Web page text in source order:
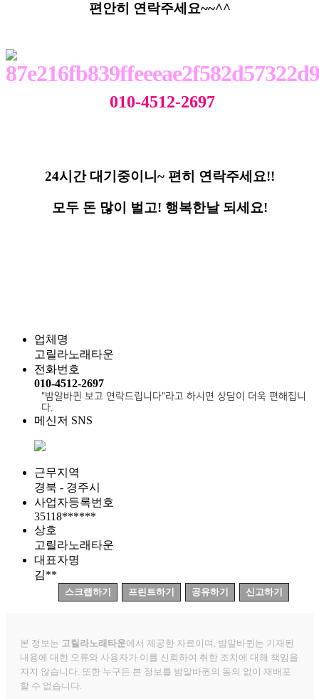
편안히 연락주세요~~^^
010-4512-2697
24시간 대기중이니~ 편히 연락주세요!!
모두 돈 많이 벌고! 행복한날 되세요!
업체명
고릴라노래타운
전화번호
010-4512-2697
"밤알바퀸 보고 연락드립니다"라고 하시면 상담이 더욱 편해집니
다.
메신저 SNS
근무지역
경북 - 경주시
사업자등록번호
35118******
상호
고릴라노래타운
대표자명
김**
스크랩하기 프린트하기 공유하기 신고하기
본 정보는 고릴라노래타운에서 제공한 자료이며, 밤알바퀸는 기재된
내용에 대한 오류와 사용자가 이를 신뢰하여 취한 조치에 대해 책임을
지지 않습니다. 또한 누구든 본 정보를 밤알바퀸의 동의 없이 재배포
할 수 없습니다.